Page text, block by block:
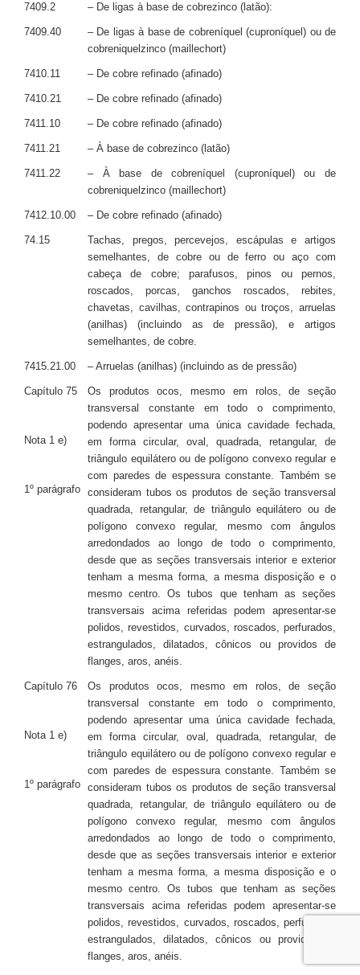
7409.2 – De ligas à base de cobrezinco (latão):
7409.40
– De ligas à base de cobreníquel (cuproníquel) ou de
cobreniquelzinco (maillechort)
7410.11 – De cobre refinado (afinado)
7410.21 – De cobre refinado (afinado)
7411.10 – De cobre refinado (afinado)
7411.21 – À base de cobrezinco (latão)
7411.22
– À base de cobreníquel (cuproníquel) ou de
cobreniquelzinco (maillechort)
7412.10.00 – De cobre refinado (afinado)
74.15
Tachas, pregos, percevejos, escápulas e artigos
semelhantes, de cobre ou de ferro ou aço com
cabeça de cobre; parafusos, pinos ou pernos,
roscados, porcas, ganchos roscados, rebites,
chavetas, cavilhas, contrapinos ou troços, arruelas
(anilhas) (incluindo as de pressão), e artigos
semelhantes, de cobre.
7415.21.00 – Arruelas (anilhas) (incluindo as de pressão)
Capítulo 75
Nota 1 e)
1º parágrafo
Os produtos ocos, mesmo em rolos, de seção
transversal constante em todo o comprimento,
podendo apresentar uma única cavidade fechada,
em forma circular, oval, quadrada, retangular, de
triângulo equilátero ou de polígono convexo regular e
com paredes de espessura constante. Também se
consideram tubos os produtos de seção transversal
quadrada, retangular, de triângulo equilátero ou de
polígono convexo regular, mesmo com ângulos
arredondados ao longo de todo o comprimento,
desde que as seções transversais interior e exterior
tenham a mesma forma, a mesma disposição e o
mesmo centro. Os tubos que tenham as seções
transversais acima referidas podem apresentar-se
polidos, revestidos, curvados, roscados, perfurados,
estrangulados, dilatados, cônicos ou providos de
flanges, aros, anéis.
Capítulo 76
Nota 1 e)
1º parágrafo
Os produtos ocos, mesmo em rolos, de seção
transversal constante em todo o comprimento,
podendo apresentar uma única cavidade fechada,
em forma circular, oval, quadrada, retangular, de
triângulo equilátero ou de polígono convexo regular e
com paredes de espessura constante. Também se
consideram tubos os produtos de seção transversal
quadrada, retangular, de triângulo equilátero ou de
polígono convexo regular, mesmo com ângulos
arredondados ao longo de todo o comprimento,
desde que as seções transversais interior e exterior
tenham a mesma forma, a mesma disposição e o
mesmo centro. Os tubos que tenham as seções
transversais acima referidas podem apresentar-se
polidos, revestidos, curvados, roscados, perfurados,
estrangulados, dilatados, cônicos ou providos de
flanges, aros, anéis.